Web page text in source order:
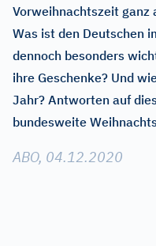
Vorweihnachtszeit ganz
Was ist den Deutschen
dennoch besonders
ihre Geschenke? Und
Jahr? Antworten auf
bundesweite
ABO, 04.12.2020